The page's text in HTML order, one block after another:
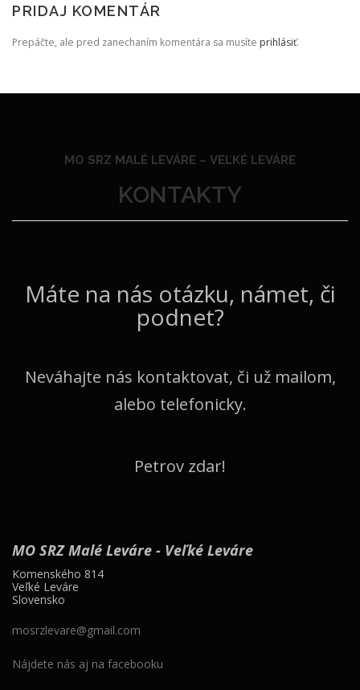
PRIDAJ KOMENTÁR
Prepáčte, ale pred zanechaním komentára sa musíte prihlásiť.
MO SRZ MALÉ LEVÁRE – VEĽKÉ LEVÁRE
KONTAKTY
Máte na nás otázku, námet, či
podnet?
Neváhajte nás kontaktovat, či už mailom,
alebo telefonicky.
Petrov zdar!
MO SRZ Malé Leváre - Veľké Leváre
Komenského 814
Veľké Leváre
Slovensko
mosrzlevare@gmail.com
Nájdete nás aj na facebooku